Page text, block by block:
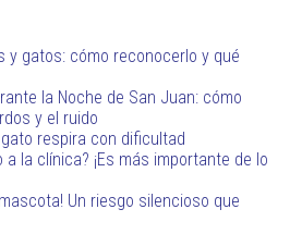
y gatos: cómo reconocerlo y qué
la Noche de San Juan: cómo
y el ruido
respira con dificultad
la clínica? ¡Es más importante de lo
Un riesgo silencioso que